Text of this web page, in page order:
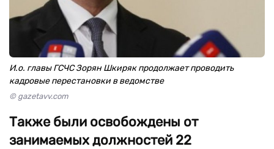
И.о. главы ГСЧС Зорян Шкиряк продолжает проводить
кадровые перестановки в ведомстве
© gazetavv.com
Также были освобождены от
занимаемых должностей 22